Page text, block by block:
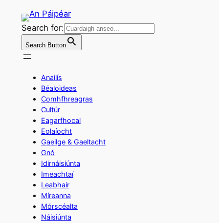
content
Search for:
Search Button
Anailís
Béaloideas
Comhfhreagras
Cultúr
Eagarfhocal
Eolaíocht
Gaeilge & Gaeltacht
Gnó
Idirnáisiúnta
Imeachtaí
Leabhair
Míreanna
Mórscéalta
Náisiúnta